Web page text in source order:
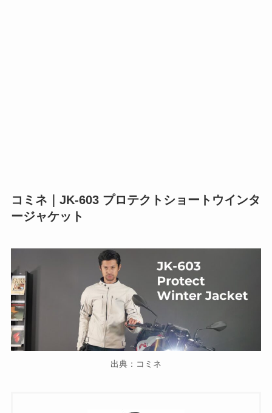
コミネ｜JK-603 プロテクトショートウインタ
ージャケット
出典：コミネ